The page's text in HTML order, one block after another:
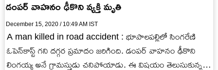
డంపర్ వాహనం ఢీకొని వ్యక్తి మృతి
December 15, 2020 / 10:49 AM IST
A man killed in road accident : భూపాలపల్లిలో సింగరేణి
ఓపెన్‌కాస్ట్‌ గని దగ్గర ప్రమాదం జరిగింది. డంపర్‌ వాహనం ఢీకొని
లింగయ్య అనే గ్రామస్తుడు చనిపోయాడు. ఈ విషయం తెలుసుకున్న